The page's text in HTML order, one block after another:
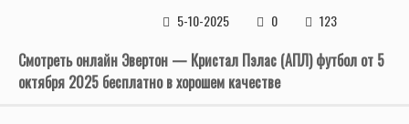
5-10-2025
0 123
Смотреть онлайн Эвертон — Кристал Пэлас (АПЛ) футбол от 5
октября 2025 бесплатно в хорошем качестве